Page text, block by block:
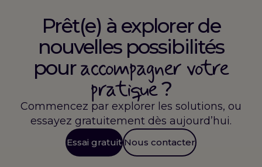
Prêt(e) à explorer de
nouvelles possibilités
pouraccompagner votre
pratique?
Commencez par explorer les solutions, ou
essayez gratuitement dès aujourd’hui.
Essai gratuit Nous contacter